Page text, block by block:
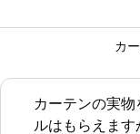
カ
カーテンの実
ルはもらえます